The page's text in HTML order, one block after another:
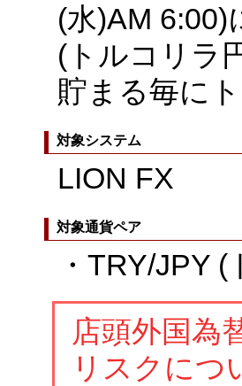
(水)AM 6:00)
(トルコリラ
貯まる毎に
対象システム
LION FX
対象通貨ペア
・TRY/JPY
店頭外国為
リスクにつ